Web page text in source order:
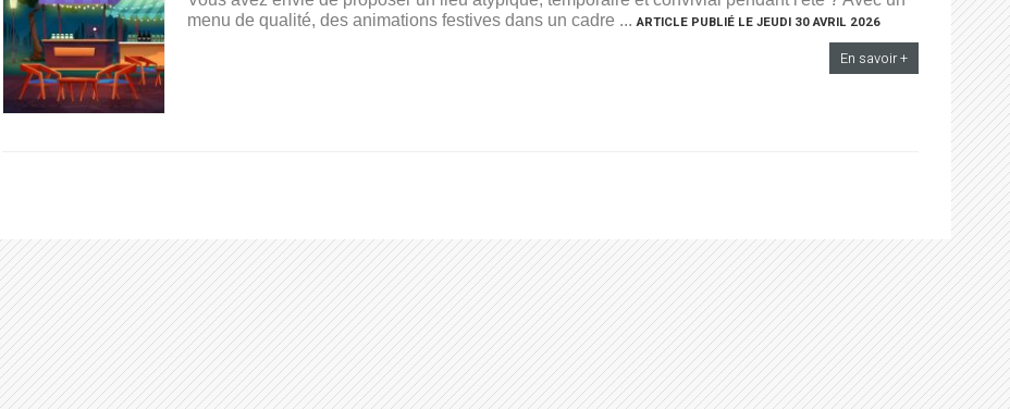
menu de qualité, des animations festives dans un cadre ... ARTICLE PUBLIÉ LE JEUDI 30 AVRIL 2026
En savoir +